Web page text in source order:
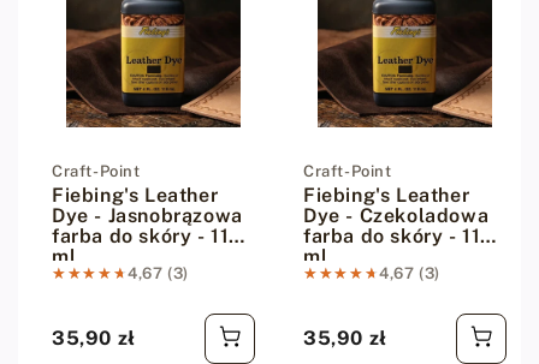
Dostawca:
Craft-Point
Fiebing's Leather
Dye - Jasnobrązowa
farba do skóry - 118
ml
★★★★★
★★★★★4,67 (3)
Cena regularna
35,90 zł
Dostawca:
Craft-Point
Fiebing's Leather
Dye - Czekoladowa
farba do skóry - 118
ml
★★★★★
★★★★★4,67 (3)
Cena regularna
35,90 zł